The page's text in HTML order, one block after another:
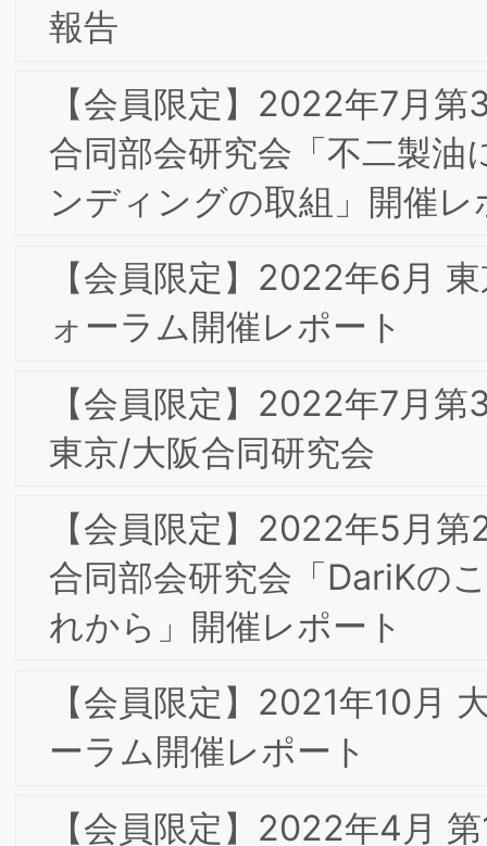
2018年 新年のご挨拶
2017年9月 大阪･六甲東阪合同合宿の報
2017年 BSI出版活動の一つとして会員の
皆様との協働の成果を含めた「よくわか
房）が発刊されました。
2017年7月 東京第10回フォーラムのお知
2017年9月 東阪合同合宿
2016年9月 淡路島研修合宿の報告
2013年 新年のご挨拶
2012年10月 東京第2回フォーラムのお
2012年8月 特別研究会のご報告とお礼
2012年7月 定例研究会へのご出席のお礼
2012年6月 東京第1回フォーラムへのお
礼とお願い
2012年4月 キックオフ・フォーラムへ